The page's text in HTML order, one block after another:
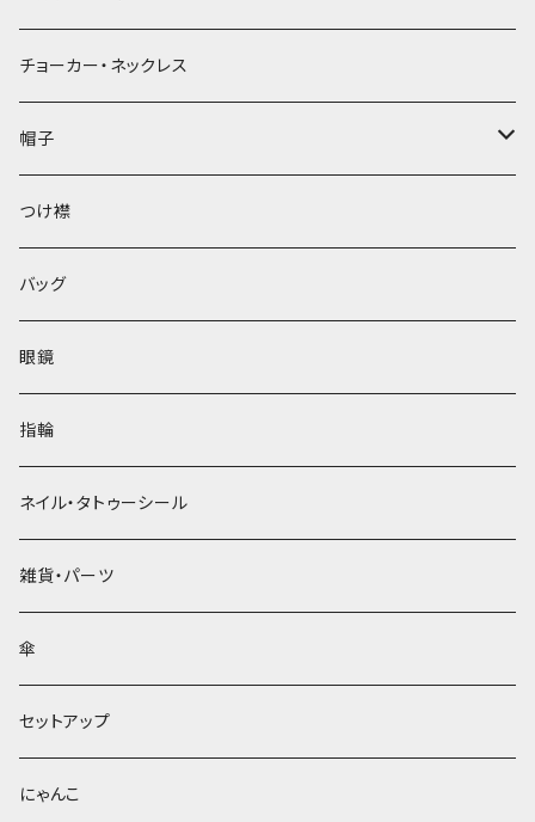
チョーカー・ネックレス
帽子
ベレー帽
つけ襟
バッグ
眼鏡
指輪
ネイル・タトゥーシール
雑貨・パーツ
傘
セットアップ
にゃんこ